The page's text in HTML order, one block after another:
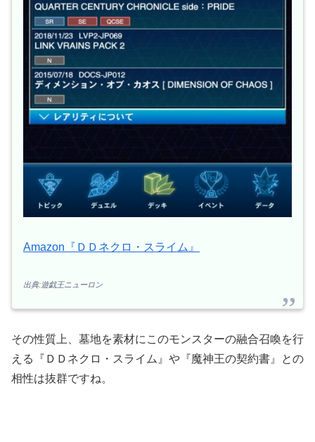
Amazon『ＤＤネクロ・スライム』
出典:遊戯王ニューロン
その性質上、墓地を素材にこのモンスターの融合召喚を行
える『ＤＤネクロ・スライム』や『魔神王の契約書』との
相性は抜群ですね。